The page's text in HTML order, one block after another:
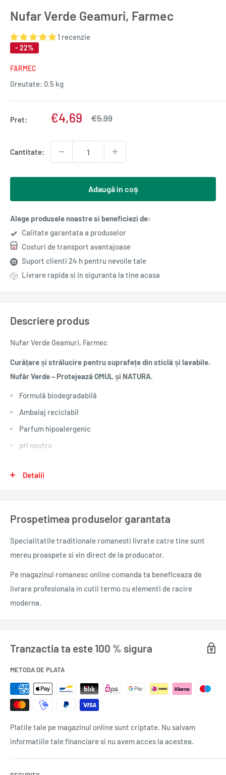
Nufar Verde Geamuri, Farmec
1 recenzie
- 22%
FARMEC
Greutate: 0.5 kg
Pret:
Pret
€4,69
Pret
€5,99
Cantitate:
Adaugă în coș
Alege produsele noastre si beneficiezi de:
Calitate garantata a produselor
Costuri de transport avantajoase
Suport clienti 24 h pentru nevoile tale
Livrare rapida si in siguranta la tine acasa
Descriere produs
Nufar Verde Geamuri, Farmec
Curățare și strălucire pentru suprafețe din sticlă și lavabile.
Nufăr Verde – Protejează OMUL și NATURA.
Formulă biodegradabilă
Ambalaj reciclabil
Parfum hipoalergenic
pH neutru
Nu lasă urme
Nufăr Verde Geamuri curăță ușor și eficient murdăria și redă
lavabile.
formulare blândă, cu pH neutru, fără coloranți, cu extract
ecocertificat de mușețel, bio-alcool, parfum hipoalergenic și
un miros proaspăt deosebit de plăcut de floare de mușețel.
produsului!
Este recomandat pentru:
ecrane TV, obiecte ceramică, suprafețe laminate.
Suprafețele devin curate și strălucitoare, mirosul deosebit de
după utilizare.
Detalii
Prospetimea produselor garantata
Specialitatile traditionale romanesti livrate catre tine sunt
mereu proaspete si vin direct de la producator.
Pe magazinul romanesc online comanda ta beneficeaza de
livrare profesionala in cutii termo cu elementi de racire
moderna.
Tranzactia ta este 100 % sigura
METODA DE PLATA
Platile tale pe magazinul online sunt criptate. Nu salvam
informatiile tale financiare si nu avem acces la acestea.